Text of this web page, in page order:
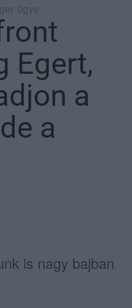
ügye
Egert,
a
a
is nagy bajban